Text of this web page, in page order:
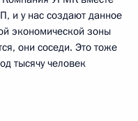
и у нас создают данное
экономической зоны
они соседи. Это тоже
тысячу человек